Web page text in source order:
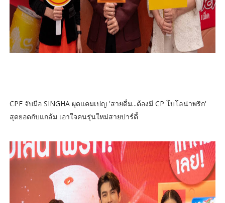
CPF จับมือ SINGHA ผุดแคมเปญ 'สายดื่ม...ต้องมี CP โบโลน่าพริก'
สุดยอดกับแกล้ม เอาใจคนรุ่นใหม่สายปาร์ตี้